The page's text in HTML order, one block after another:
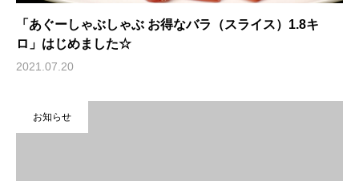
「あぐーしゃぶしゃぶ お得なバラ（スライス）1.8キ
ロ」はじめました☆
2021.07.20
お知らせ